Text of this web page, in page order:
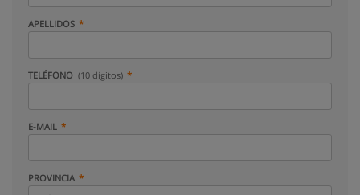
APELLIDOS
TELÉFONO (10 dígitos)
E-MAIL
PROVINCIA